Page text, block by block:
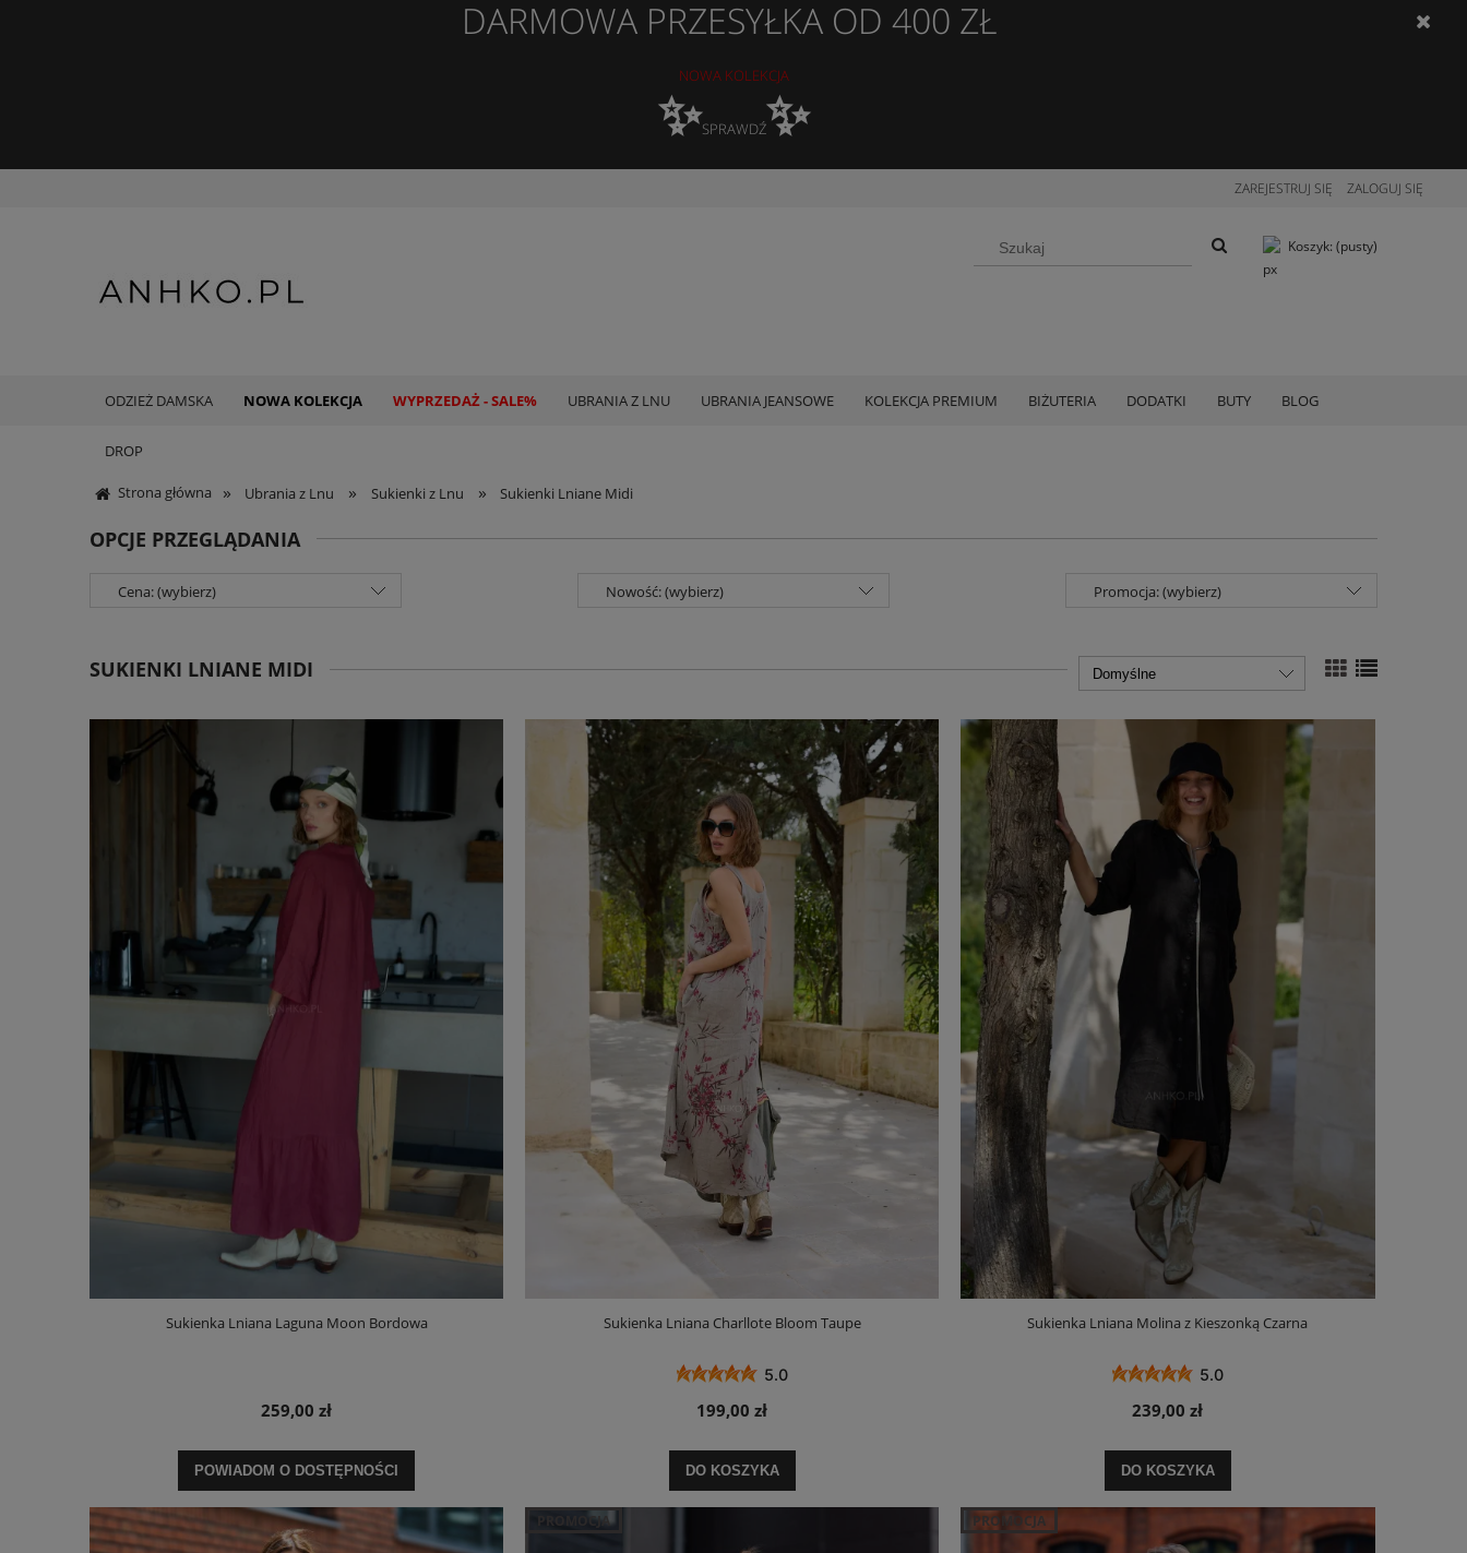
DARMOWA PRZESYŁKA OD 400 ZŁ
NOWA KOLEKCJA
✨SPRAWDŹ✨
ZAREJESTRUJ SIĘ ZALOGUJ SIĘ
Koszyk: (pusty)
ODZIEŻ DAMSKA NOWA KOLEKCJA WYPRZEDAŻ - SALE% UBRANIA Z LNU UBRANIA JEANSOWE KOLEKCJA PREMIUM BIŻUTERIA DODATKI BUTY BLOG
DROP
Strona główna » Ubrania z Lnu » Sukienki z Lnu » Sukienki Lniane Midi
OPCJE PRZEGLĄDANIA
Cena: (wybierz) Nowość: (wybierz) Promocja: (wybierz)
SUKIENKI LNIANE MIDI
Sukienka Lniana Laguna Moon Bordowa
259,00 zł
POWIADOM O DOSTĘPNOŚCI
Sukienka Lniana Charllote Bloom Taupe
5.0
199,00 zł
DO KOSZYKA
Sukienka Lniana Molina z Kieszonką Czarna
5.0
239,00 zł
DO KOSZYKA
PROMOCJA PROMOCJA